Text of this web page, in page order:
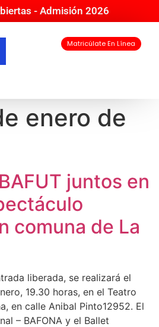
herramientas
- Admisión 2026
Matricúlate En Línea
enero de
juntos en
comuna de La
liberada, se realizará el
19.30 horas, en el Teatro
en calle Anibal Pinto12952. El
– BAFONA y el Ballet